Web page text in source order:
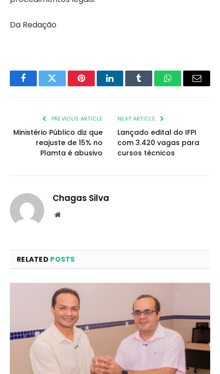
Da Redação
FacebookTwitter PinterestLinkedInTumblr WhatsAppEmail
PREVIOUS ARTICLE
Ministério Público diz que
reajuste de 15% no
Plamta é abusivo
NEXT ARTICLE
Lançado edital do IFPI
com 3.420 vagas para
cursos técnicos
Chagas Silva
Website
RELATED POSTS